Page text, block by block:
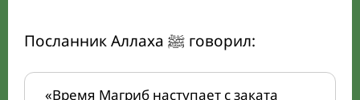
Посланник Аллаха ﷺ говорил:
«Время Магриб наступает с заката